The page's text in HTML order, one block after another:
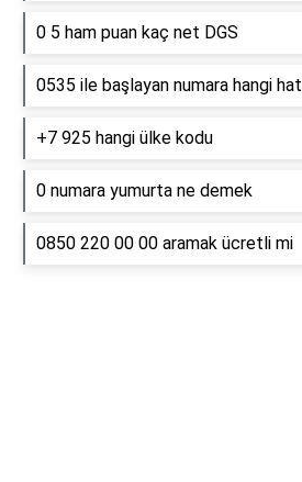
0 5 ham puan kaç net DGS
0535 ile başlayan numara hangi hat
+7 925 hangi ülke kodu
0 numara yumurta ne demek
0850 220 00 00 aramak ücretli mi